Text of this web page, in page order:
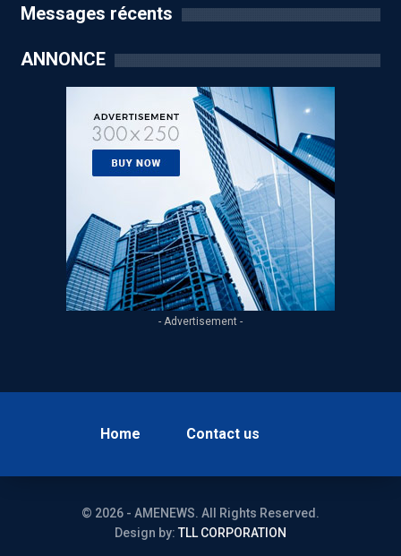
Messages récents
ANNONCE
- Advertisement -
Home Contact us
© 2026 - AMENEWS. All Rights Reserved.
Design by: TLL CORPORATION